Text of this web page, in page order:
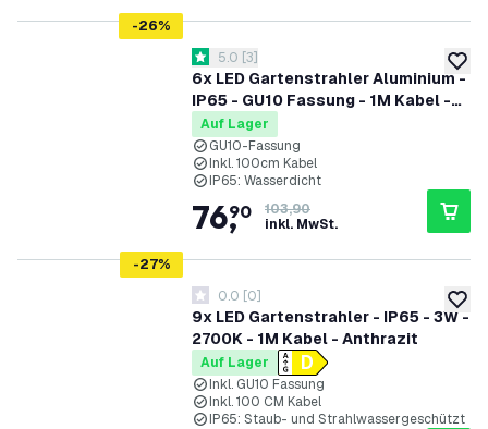
zur
-26%
6x LED Gartenstrahler Aluminium -
IP65 - GU10 Fassung - 1M Kabel -
Schwarz
Bewertungsbereich öffnen
5 Bewertungssterne
5.0 [3]
Auf Lager
GU10-Fassung
Inkl. 100cm Kabel
IP65: Wasserdicht
76,
90
103,90
inkl. MwSt.
zur
-27%
9x LED Gartenstrahler - IP65 - 3W -
2700K - 1M Kabel - Anthrazit
0 Bewertungssterne
0.0 [0]
Auf Lager
Inkl. GU10 Fassung
Inkl. 100 CM Kabel
IP65: Staub- und Strahlwassergeschützt